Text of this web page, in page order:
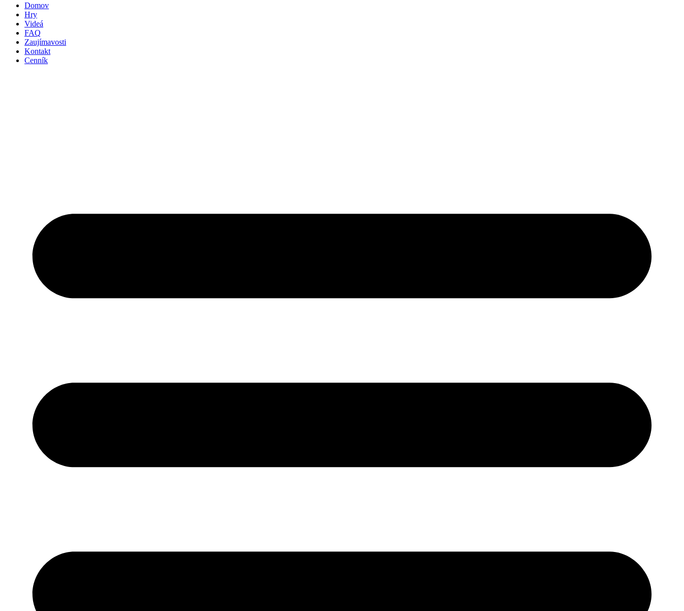
Domov
Hry
Videá
FAQ
Zaujímavosti
Kontakt
Cenník